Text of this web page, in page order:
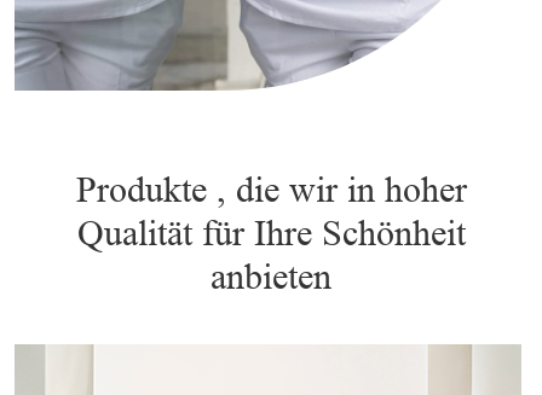
Produkte , die wir in hoher
Qualität für Ihre Schönheit
anbieten